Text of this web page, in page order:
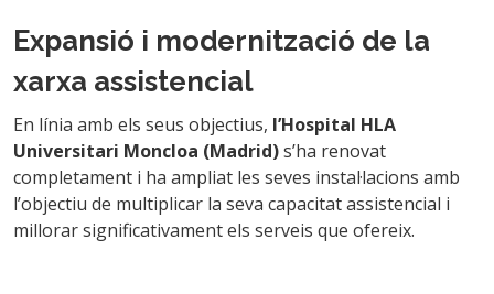
Expansió i modernització de la
xarxa assistencial
En línia amb els seus objectius, l’Hospital HLA
Universitari Moncloa (Madrid)s’ha renovat
completament i ha ampliat les seves instal·lacions amb
l’objectiu de multiplicar la seva capacitat assistencial i
millorar significativament els serveis que ofereix.